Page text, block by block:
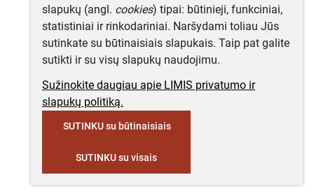
slapukų (angl. cookies) tipai: būtinieji, funkciniai,
statistiniai ir rinkodariniai. Naršydami toliau Jūs
sutinkate su būtinaisiais slapukais. Taip pat galite
sutikti ir su visų slapukų naudojimu.
Sužinokite daugiau apie LIMIS privatumo ir
slapukų politiką.
SUTINKU su būtinaisiais
SUTINKU su visais